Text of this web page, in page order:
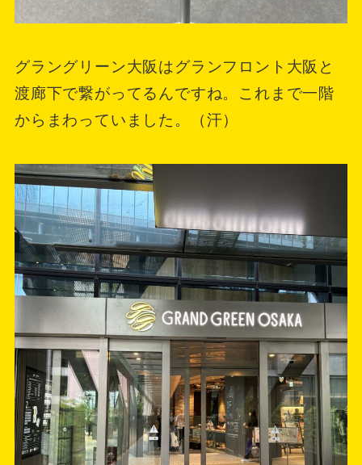
グラングリーン大阪はグランフロント大阪と
渡廊下で繋がってるんですね。これまで一階
からまわっていました。（汗）